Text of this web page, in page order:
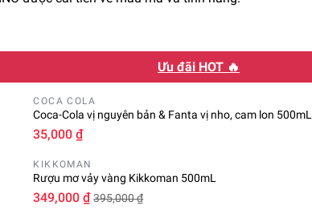
Ưu đãi HOT 🔥
COCA COLA
Coca-Cola vị nguyên bản & Fanta vị nho, cam lon 500mL
35,000 ₫
KIKKOMAN
Rượu mơ vảy vàng Kikkoman 500mL
349,000 ₫ 395,000 ₫